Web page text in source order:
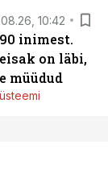
10:42
inimest.
on läbi,
müüdud